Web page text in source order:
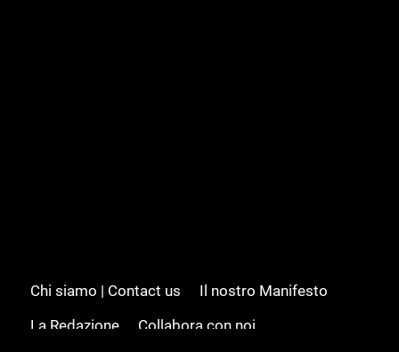
Chi siamo | Contact us
Il nostro Manifesto
La Redazione
Collabora con noi